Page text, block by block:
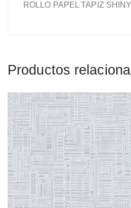
ROLLO PAPEL TAPIZ
Productos